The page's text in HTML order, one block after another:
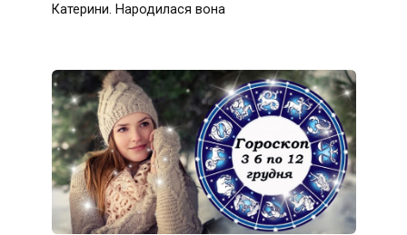
Катерини. Народилася вона